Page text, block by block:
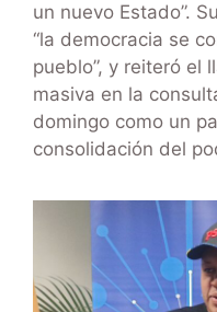
un nuevo Estado”.
“la democracia se
pueblo”, y reiteró el
masiva en la
domingo como un
consolidación del